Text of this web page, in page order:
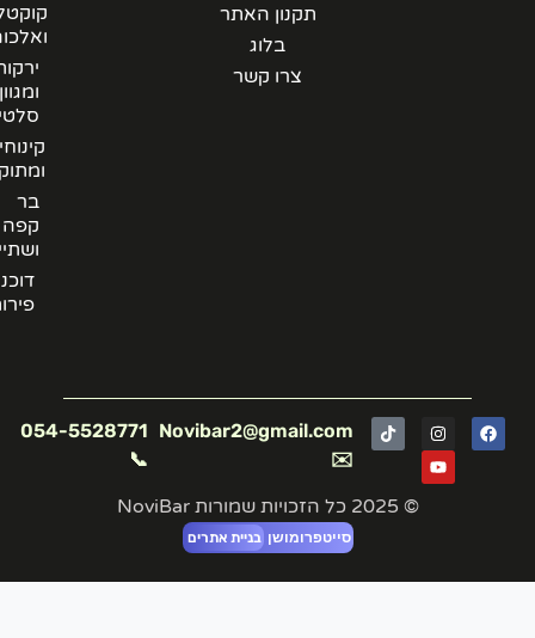
תקנון האתר
בלוג
צרו קשר
קוקטלים
ואלכוהל
ירקות
ומגוון
סלטים
קינוחים
ומתוקים
קפה
ושתייה
דוכני
פירות
054-5528771 Novibar2@gmail.com
סייטפרומושןבניית אתרים